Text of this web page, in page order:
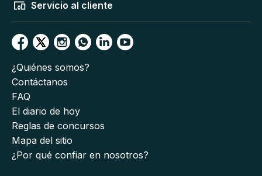
Servicio al cliente
¿Quiénes somos?
Contáctanos
FAQ
El diario de hoy
Reglas de concursos
Mapa del sitio
¿Por qué confiar en nosotros?